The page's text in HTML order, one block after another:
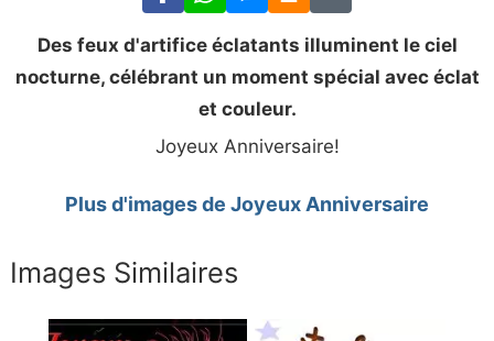
Des feux d'artifice éclatants illuminent le ciel
nocturne, célébrant un moment spécial avec éclat
et couleur.
Joyeux Anniversaire!
Plus d'images de Joyeux Anniversaire
Images Similaires